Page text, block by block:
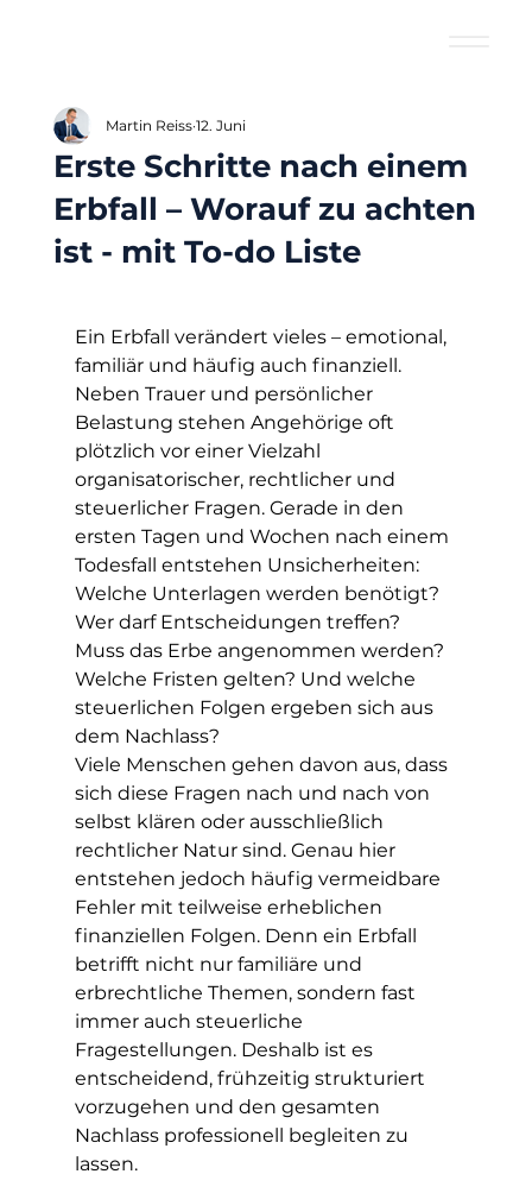
Erste Schritte nach einem
Erbfall – Worauf zu achten
ist - mit To-do Liste
Martin Reiss 12. Juni
Ein Erbfall verändert vieles – emotional,
familiär und häufig auch finanziell.
Neben Trauer und persönlicher
Belastung stehen Angehörige oft
plötzlich vor einer Vielzahl
organisatorischer, rechtlicher und
steuerlicher Fragen. Gerade in den
ersten Tagen und Wochen nach einem
Todesfall entstehen Unsicherheiten:
Welche Unterlagen werden benötigt?
Wer darf Entscheidungen treffen?
Muss das Erbe angenommen werden?
Welche Fristen gelten? Und welche
steuerlichen Folgen ergeben sich aus
dem Nachlass?
Viele Menschen gehen davon aus, dass
sich diese Fragen nach und nach von
selbst klären oder ausschließlich
rechtlicher Natur sind. Genau hier
entstehen jedoch häufig vermeidbare
Fehler mit teilweise erheblichen
finanziellen Folgen. Denn ein Erbfall
betrifft nicht nur familiäre und
erbrechtliche Themen, sondern fast
immer auch steuerliche
Fragestellungen. Deshalb ist es
entscheidend, frühzeitig strukturiert
vorzugehen und den gesamten
Nachlass professionell begleiten zu
lassen.